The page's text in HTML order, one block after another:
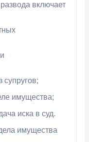
включает
супругов;
имущества;
иска в суд.
имущества